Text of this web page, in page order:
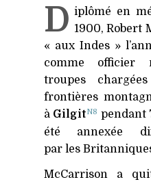
D iplômé en
1900, Robert
« aux Indes »
comme officier
troupes
frontières
à GilgitN8 pendant
été annexée
par les
McCarrison a